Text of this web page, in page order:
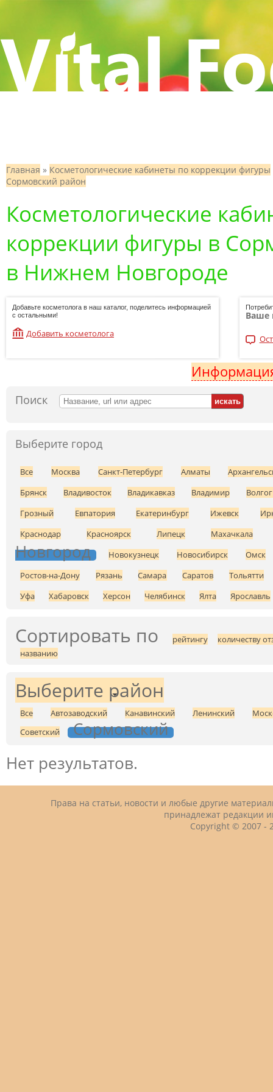
Главная » Косметологические кабинеты по коррекции фигуры
Сормовский район
Косметологические
коррекции фигуры в
в Нижнем Новгороде
Добавьте косметолога в наш каталог, поделитесь информацией
с остальными!
Добавить косметолога
Ваше
Поиск
Выберите город
Все Москва Санкт-Петербург Алматы
Брянск
Владивосток Владикавказ Владимир
Грозный
Евпатория Екатеринбург Ижевск
Краснодар
Красноярск Липецк Махачкала
Новгород Новокузнецк Новосибирск
Омск
Ростов-на-Дону
Рязань Самара Саратов
Тольятти
Уфа
Хабаровск Херсон Челябинск Ялта Ярославль
Сортировать по рейтингу
количеству
названию
Выберите район
Все Автозаводский Канавинский Ленинский
Советский
Сормовский
Нет результатов.
Права на статьи, новости и любые другие
принадлежат редакции
Copyright © 2007 -